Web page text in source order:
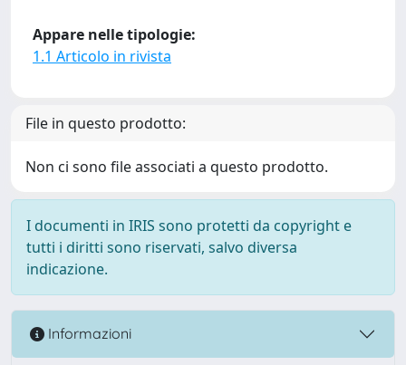
Appare nelle tipologie:
1.1 Articolo in rivista
File in questo prodotto:
Non ci sono file associati a questo prodotto.
I documenti in IRIS sono protetti da copyright e
tutti i diritti sono riservati, salvo diversa
indicazione.
Informazioni